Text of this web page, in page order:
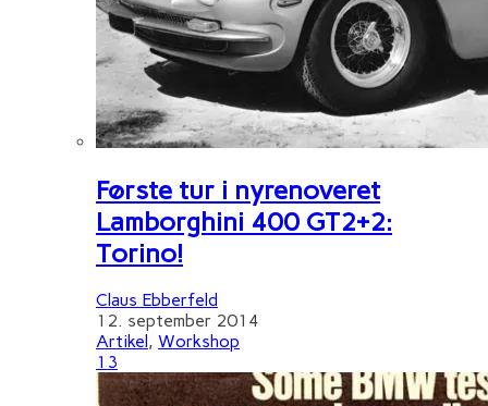
Første tur i nyrenoveret
Lamborghini 400 GT2+2:
Torino!
Claus Ebberfeld
12. september 2014
Artikel , Workshop
13